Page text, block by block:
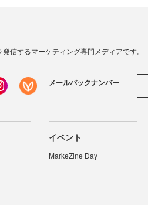
信するマーケティング専門メディアです。
メールバックナンバー
イベント
MarkeZine Day